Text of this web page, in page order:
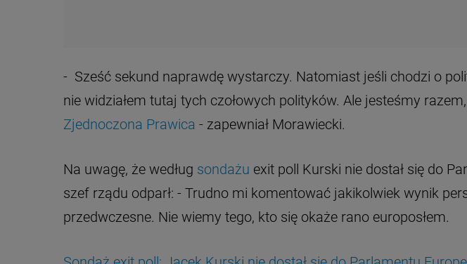
- Sześć sekund naprawdę wystarczy. Natomiast jeśli chodzi o
nie widziałem tutaj tych czołowych polityków. Ale jesteśmy
Zjednoczona Prawica - zapewniał Morawiecki.
Na uwagę, że według sondażu exit poll Kurski nie dostał się do
szef rządu odparł: - Trudno mi komentować jakikolwiek wynik
przedwczesne. Nie wiemy tego, kto się okaże rano europosłem.